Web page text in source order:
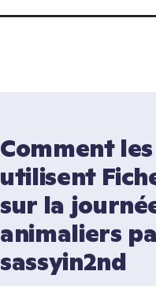
Comment
utilisent
sur la
animaliers
sassyin2nd